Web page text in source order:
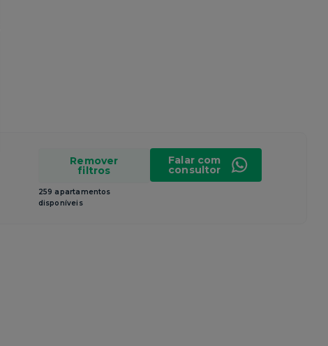
Remover
filtros
259 apartamentos
disponíveis
Falar com
consultor